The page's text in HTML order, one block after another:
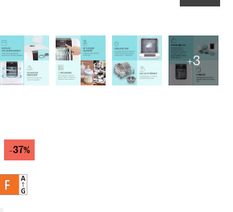
+3
-37%